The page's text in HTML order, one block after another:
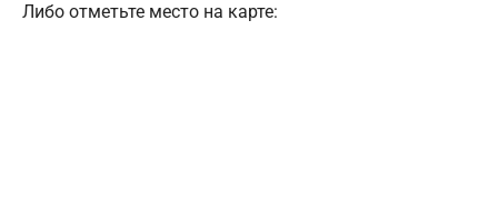
Либо отметьте место на карте: